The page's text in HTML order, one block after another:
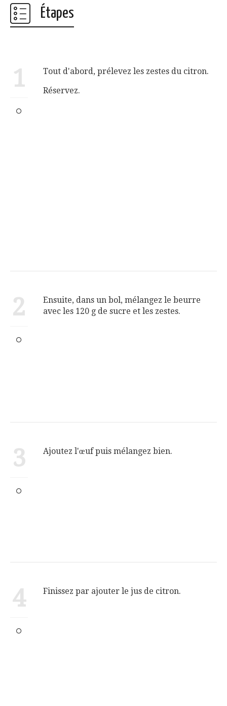
Étapes
1
Tout d'abord, prélevez les zestes du citron.
Réservez.
2
Ensuite, dans un bol, mélangez le beurre
avec les 120 g de sucre et les zestes.
3 Ajoutez l'œuf puis mélangez bien.
4 Finissez par ajouter le jus de citron.